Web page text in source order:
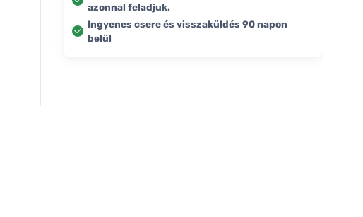
azonnal feladjuk.
Ingyenes csere és visszaküldés 90 napon
belül